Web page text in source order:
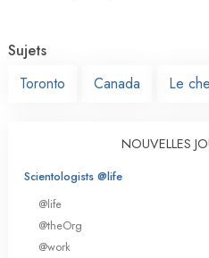
Sujets
Toronto
Canada Le
NOUVELLES
Scientologists @life
@life
@theOrg
@work